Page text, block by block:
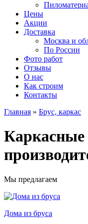
Цены
Акции
Доставка
Москва и
По России
Фото работ
Отзывы
О нас
Как строим
Контакты
Главная » Брус, каркас
Каркасные
Мы предлагаем
Дома из бруса